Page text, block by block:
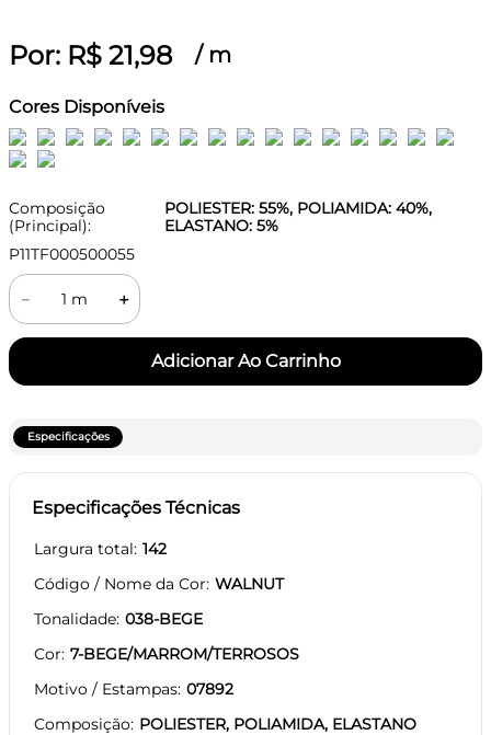
Por: R$ 21,98 / m
Cores Disponíveis
Composição
(Principal):
POLIESTER: 55%, POLIAMIDA: 40%,
ELASTANO: 5%
P11TF000500055
＋
－
Especificações
Especificações Técnicas
Largura total 142
Código / Nome da Cor WALNUT
Tonalidade 038-BEGE
Cor 7-BEGE/MARROM/TERROSOS
Motivo / Estampas 07892
Composição POLIESTER, POLIAMIDA, ELASTANO